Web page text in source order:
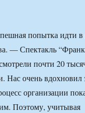
попытка идти
— Спектакль
почти 20
Нас очень вдохновил
организации
Поэтому, учитывая